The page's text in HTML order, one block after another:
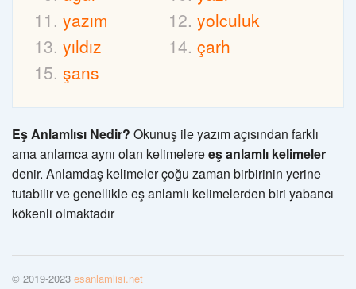
yazım
yolculuk
yıldız
çarh
şans
Eş Anlamlısı Nedir? Okunuş ile yazım açısından farklı
ama anlamca aynı olan kelimelereeş anlamlı kelimeler
denir. Anlamdaş kelimeler çoğu zaman birbirinin yerine
tutabilir ve genellikle eş anlamlı kelimelerden biri yabancı
kökenli olmaktadır
© 2019-2023 esanlamlisi.net